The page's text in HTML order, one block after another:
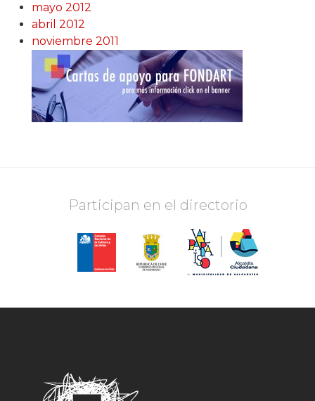
mayo 2012
abril 2012
noviembre 2011
Participan en el directorio